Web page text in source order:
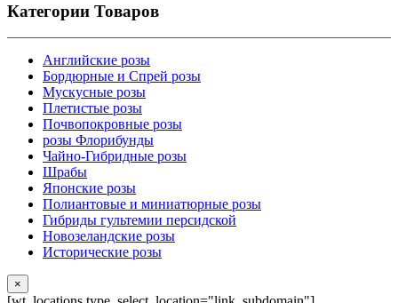
Категории Товаров
Английские розы
Бордюрные и Спрей розы
Мускусные розы
Плетистые розы
Почвопокровные розы
розы Флорибунды
Чайно-Гибридные розы
Шрабы
Японские розы
Полиантовые и миниатюрные розы
Гибриды гультемии персидской
Новозеландские розы
Исторические розы
×